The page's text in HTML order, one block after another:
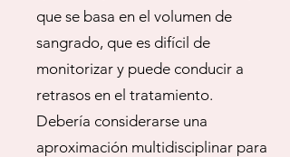
que se basa en el volumen de
sangrado, que es difícil de
monitorizar y puede conducir a
retrasos en el tratamiento.
Debería considerarse una
aproximación multidisciplinar para